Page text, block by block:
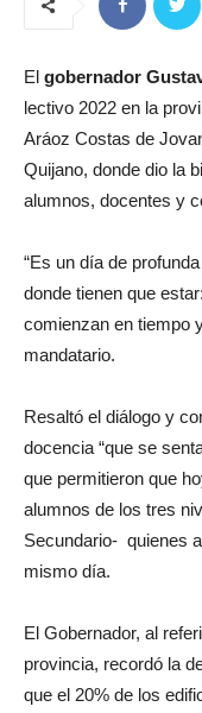
El gobernador
lectivo 2022 en la
Aráoz Costas de
Quijano, donde dio la
alumnos, docentes y
“Es un día de
donde tienen que
comienzan en tiempo
mandatario.
Resaltó el diálogo y
docencia “que se
que permitieron que
alumnos de los tres
Secundario- quienes
mismo día.
El Gobernador, al
provincia, recordó la
que el 20% de los